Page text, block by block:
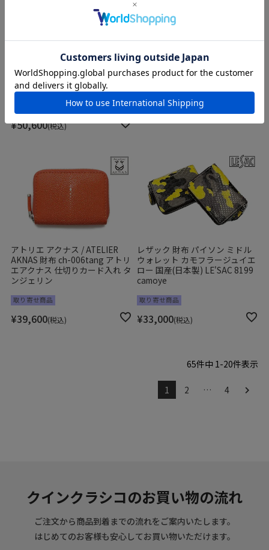
リップ (札ばさみ) ブラウン 国産
(日本製) LE'SAC 8178sp
¥50,600 税込
アトリエ アクナス / ATELIER
取り寄せ商品
アトリエ アクナス / ATELIER
AKNAS 財布 ch-006tang アトリ
エアクナス 仕切りカード入れ タ
ンジェリン
取り寄せ商品
¥39,600 税込
レザック 財布 パイソン ミドル
ウォレット カモフラージュイエ
ロー 国産(日本製) LE'SAC 8199
camoye
取り寄せ商品
¥33,000 税込
65件中 1 -20件表示
1 2 … 4
クインクラシコのお買い物の流れ
ご注文から商品到着までの流れをご案内いたします。
はじめてのお客様も安心してお買い物いただけます。